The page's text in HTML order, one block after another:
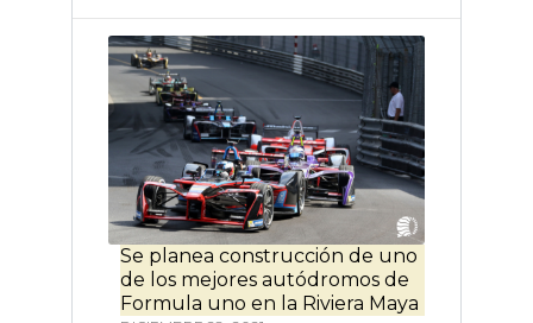
Se planea construcción de uno
de los mejores autódromos de
Formula uno en la Riviera Maya